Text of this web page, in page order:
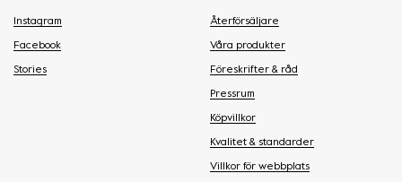
Instagram
Facebook
Stories
Återförsäljare
Våra produkter
Föreskrifter & råd
Pressrum
Köpvillkor
Kvalitet & standarder
Villkor för webbplats